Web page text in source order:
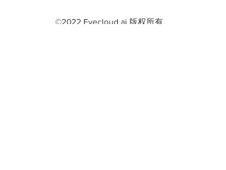
©2022 Eyecloud.ai 版权所有。